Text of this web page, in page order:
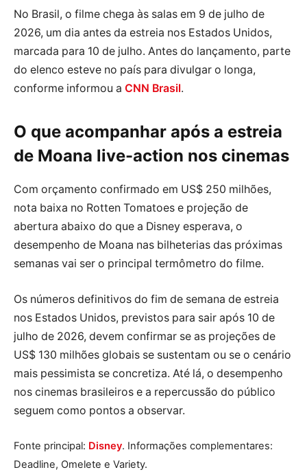
No Brasil, o filme chega às salas em 9 de julho de
2026, um dia antes da estreia nos Estados Unidos,
marcada para 10 de julho. Antes do lançamento, parte
do elenco esteve no país para divulgar o longa,
conforme informou a CNN Brasil.
O que acompanhar após a estreia
de Moana live-action nos cinemas
Com orçamento confirmado em US$ 250 milhões,
nota baixa no Rotten Tomatoes e projeção de
abertura abaixo do que a Disney esperava, o
desempenho de Moana nas bilheterias das próximas
semanas vai ser o principal termômetro do filme.
Os números definitivos do fim de semana de estreia
nos Estados Unidos, previstos para sair após 10 de
julho de 2026, devem confirmar se as projeções de
US$ 130 milhões globais se sustentam ou se o cenário
mais pessimista se concretiza. Até lá, o desempenho
nos cinemas brasileiros e a repercussão do público
seguem como pontos a observar.
Fonte principal: Disney. Informações complementares:
Deadline, Omelete e Variety.